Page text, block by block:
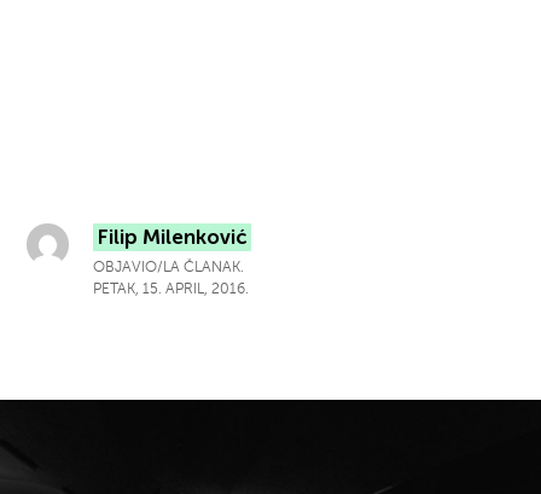
Filip Milenković
OBJAVIO/LA ČLANAK.
PETAK, 15. APRIL, 2016.